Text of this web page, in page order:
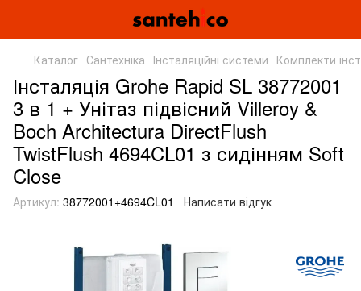
Каталог Сантехніка Інсталяційні системи Комплекти
Інсталяція Grohe Rapid SL 38772001
3 в 1 + Унітаз підвісний Villeroy &
Boch Architectura DirectFlush
TwistFlush 4694CL01 з сидінням Soft
Close
Артикул: 38772001+4694CL01 Написати відгук